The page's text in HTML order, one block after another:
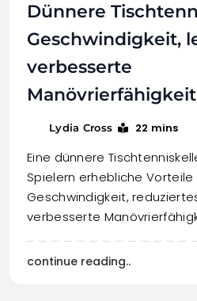
Dünnere
Geschwindigkeit,
verbesserte
Manövrierfähigkeit
Lydia Cross 22 mins
Eine dünnere
Spielern erhebliche
Geschwindigkeit,
verbesserte
continue reading..